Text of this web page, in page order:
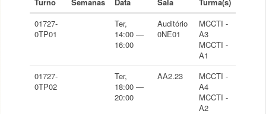
01727-
0TP01
Ter,
14:00 —
16:00
Auditório
0NE01
MCCTI -
A3
MCCTI -
A1
01727-
0TP02
Ter,
18:00 —
20:00
AA2.23
MCCTI -
A4
MCCTI -
A2